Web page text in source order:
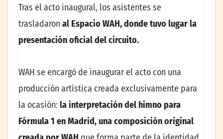
Tras el acto inaugural, los asistentes se
trasladaron al Espacio WAH, donde tuvo lugar la
presentación oficial del circuito.
WAH se encargó de inaugurar el acto con una
producción artística creada exclusivamente para
la ocasión: la interpretación del himno para
Fórmula 1 en Madrid, una composición original